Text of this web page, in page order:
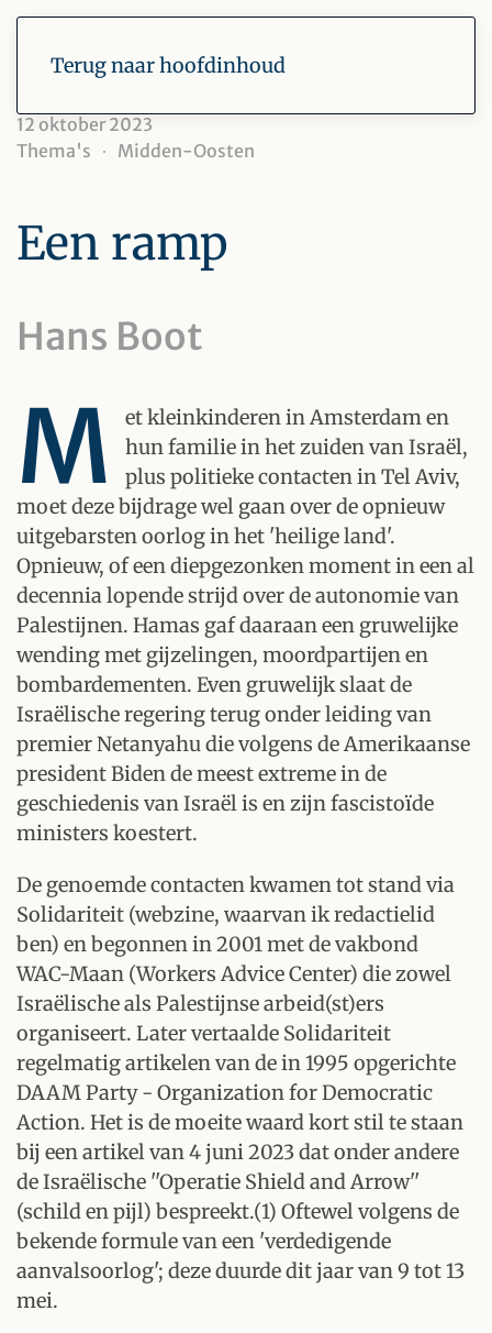
Terug naar hoofdinhoud
12 oktober 2023
Thema's
Midden-Oosten
Een ramp
Hans Boot
M
et kleinkinderen in Amsterdam en
hun familie in het zuiden van Israël,
plus politieke contacten in Tel Aviv,
moet deze bijdrage wel gaan over de opnieuw
uitgebarsten oorlog in het 'heilige land'.
Opnieuw, of een diepgezonken moment in een al
decennia lopende strijd over de autonomie van
Palestijnen. Hamas gaf daaraan een gruwelijke
wending met gijzelingen, moordpartijen en
bombardementen. Even gruwelijk slaat de
Israëlische regering terug onder leiding van
premier Netanyahu die volgens de Amerikaanse
president Biden de meest extreme in de
geschiedenis van Israël is en zijn fascistoïde
ministers koestert.
De genoemde contacten kwamen tot stand via
Solidariteit (webzine, waarvan ik redactielid
ben) en begonnen in 2001 met de vakbond
WAC-Maan (Workers Advice Center) die zowel
Israëlische als Palestijnse arbeid(st)ers
organiseert. Later vertaalde Solidariteit
regelmatig artikelen van de in 1995 opgerichte
DAAM Party - Organization for Democratic
Action. Het is de moeite waard kort stil te staan
bij een artikel van 4 juni 2023 dat onder andere
de Israëlische ''Operatie Shield and Arrow''
(schild en pijl) bespreekt.(1) Oftewel volgens de
bekende formule van een 'verdedigende
aanvalsoorlog'; deze duurde dit jaar van 9 tot 13
mei.